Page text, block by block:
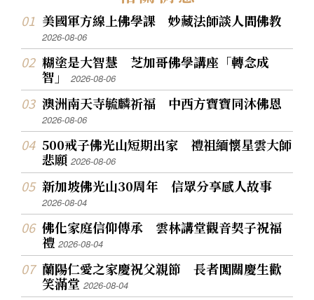
美國軍方線上佛學課 妙藏法師談人間佛教
2026-08-06
糊塗是大智慧 芝加哥佛學講座「轉念成
智」2026-08-06
澳洲南天寺毓麟祈福 中西方寶寶同沐佛恩
2026-08-06
500戒子佛光山短期出家 禮祖緬懷星雲大師
悲願2026-08-06
新加坡佛光山30周年 信眾分享感人故事
2026-08-04
佛化家庭信仰傳承 雲林講堂觀音契子祝福
禮2026-08-04
蘭陽仁愛之家慶祝父親節 長者闖關慶生歡
笑滿堂2026-08-04